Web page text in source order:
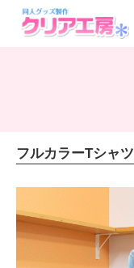
フルカラーTシャツ